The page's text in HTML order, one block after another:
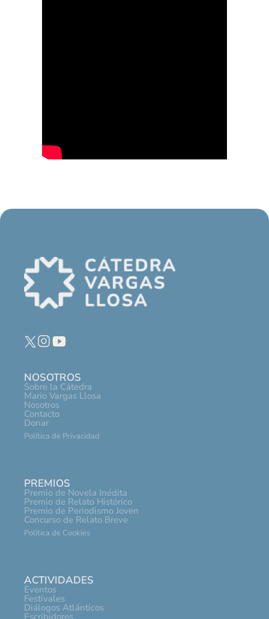
NOSOTROS
Sobre la Cátedra
Mario Vargas Llosa
Nosotros
Contacto
Donar
Política de Privacidad
PREMIOS
Premio de Novela Inédita
Premio de Relato Histórico
Premio de Periodismo Joven
Concurso de Relato Breve
Política de Cookies
ACTIVIDADES
Eventos
Festivales
Diálogos Atlánticos
Escribidores